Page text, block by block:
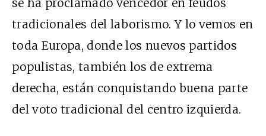
se ha proclamado vencedor en feudos
tradicionales del laborismo. Y lo vemos en
toda Europa, donde los nuevos partidos
populistas, también los de extrema
derecha, están conquistando buena parte
del voto tradicional del centro izquierda.